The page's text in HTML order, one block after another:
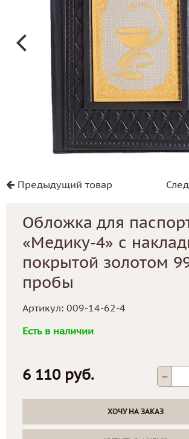
Предыдущий товар
Обложка для
«Медику-4» с
покрытой золотом
пробы
Артикул: 009-14-62-4
Есть в наличии
6 110 руб.
ХОЧУ НА ЗАКАЗ